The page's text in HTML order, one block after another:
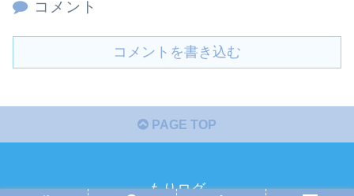
コメント
コメントを書き込む
PAGE TOP
もりログ